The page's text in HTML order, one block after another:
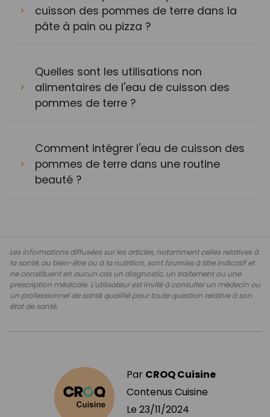
cuisson des pommes de terre dans la
pâte à pain ou pizza ?
Quelles sont les utilisations non
alimentaires de l'eau de cuisson des
pommes de terre ?
Comment intégrer l'eau de cuisson des
pommes de terre dans une routine
beauté ?
Les informations diffusées sur les articles, notamment celles relatives à
la santé, au bien-être ou à la nutrition, sont fournies à titre indicatif et
ne constituent en aucun cas un diagnostic, un traitement ou une
prescription médicale. L'utilisateur est invité à consulter un médecin ou
un professionnel de santé qualifié pour toute question relative à son
état de santé.
Par CROQ Cuisine
Contenus Cuisine
Le 23/11/2024